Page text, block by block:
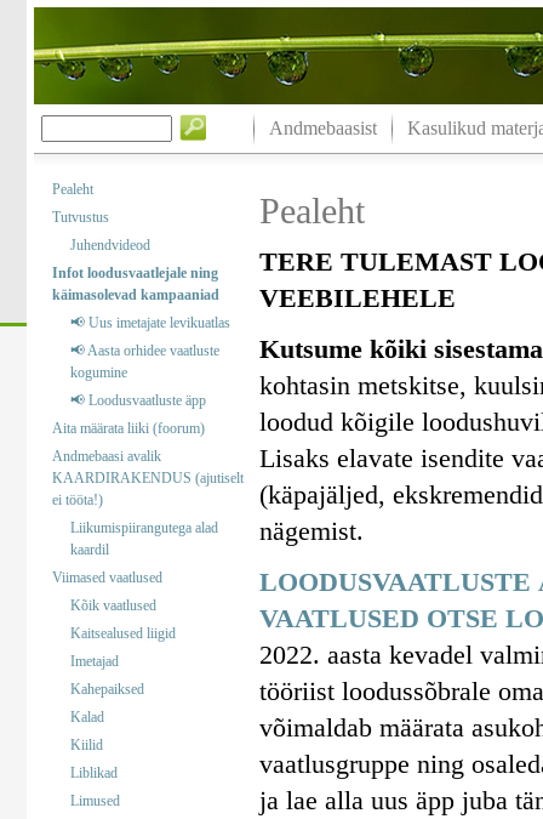
Andmebaasist Kasulikud
Pealeht
Tutvustus
Juhendvideod
Infot loodusvaatlejale ning
käimasolevad kampaaniad
📢 Uus imetajate levikuatlas
📢 Aasta orhidee vaatluste
kogumine
📢 Loodusvaatluste äpp
Aita määrata liiki (foorum)
Andmebaasi avalik
KAARDIRAKENDUS (ajutiselt
ei tööta!)
Liikumispiirangutega alad
kaardil
Viimased vaatlused
Kõik vaatlused
Kaitsealused liigid
Imetajad
Kahepaiksed
Kalad
Kiilid
Liblikad
Limused
Pealeht
TERE TULEMAST
VEEBILEHELE
Kutsume kõiki
kohtasin metskitse,
loodud kõigile
Lisaks elavate isendite
(käpajäljed,
nägemist.
VAATLUSED OTSE
2022. aasta kevadel
tööriist loodussõbrale
võimaldab määrata
vaatlusgruppe ning
ja lae alla uus äpp juba